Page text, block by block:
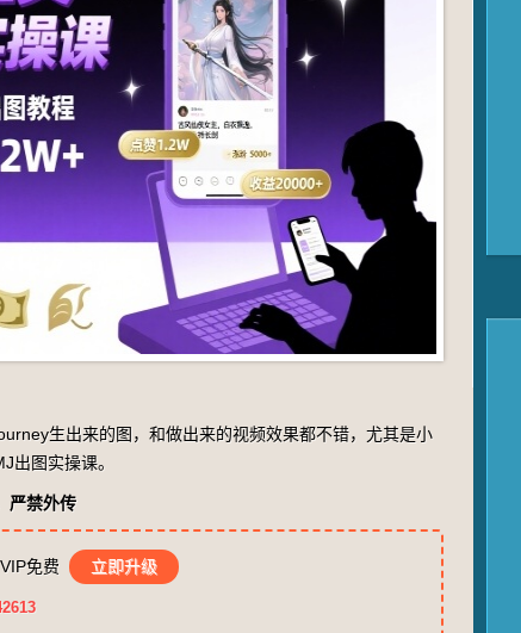
生出来的图，和做出来的视频效果都不错，尤其是小
出图实操课。
严禁外传
免费 立即升级